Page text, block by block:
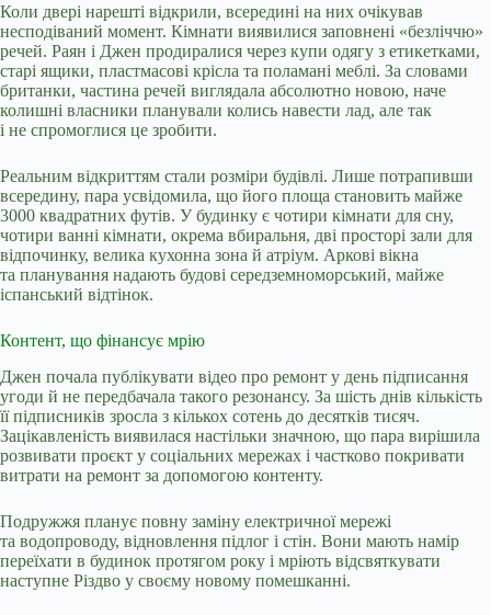
Коли двері нарешті відкрили, всередині на них очікував
несподіваний момент. Кімнати виявилися заповнені «безліччю»
речей. Раян і Джен продиралися через купи одягу з етикетками,
старі ящики, пластмасові крісла та поламані меблі. За словами
британки, частина речей виглядала абсолютно новою, наче
колишні власники планували колись навести лад, але так
і не спромоглися це зробити.
Реальним відкриттям стали розміри будівлі. Лише потрапивши
всередину, пара усвідомила, що його площа становить майже
3000 квадратних футів. У будинку є чотири кімнати для сну,
чотири ванні кімнати, окрема вбиральня, дві просторі зали для
відпочинку, велика кухонна зона й атріум. Аркові вікна
та планування надають будові середземноморський, майже
іспанський відтінок.
Контент, що фінансує мрію
Джен почала публікувати відео про ремонт у день підписання
угоди й не передбачала такого резонансу. За шість днів кількість
її підписників зросла з кількох сотень до десятків тисяч.
Зацікавленість виявилася настільки значною, що пара вирішила
розвивати проєкт у соціальних мережах і частково покривати
витрати на ремонт за допомогою контенту.
Подружжя планує повну заміну електричної мережі
та водопроводу, відновлення підлог і стін. Вони мають намір
переїхати в будинок протягом року і мріють відсвяткувати
наступне Різдво у своєму новому помешканні.